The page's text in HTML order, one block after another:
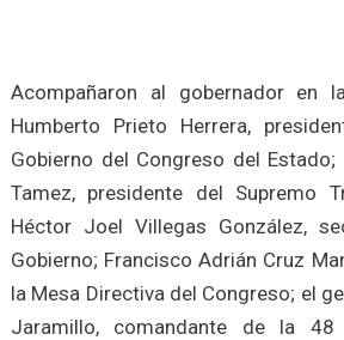
Acompañaron al gobernador en
Humberto Prieto Herrera,
Gobierno del Congreso del Estado;
Tamez, presidente del Supremo
Héctor Joel Villegas González,
Gobierno; Francisco Adrián Cruz
la Mesa Directiva del Congreso; el
Jaramillo, comandante de la